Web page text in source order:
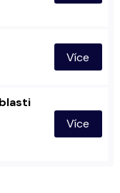
Více
Více